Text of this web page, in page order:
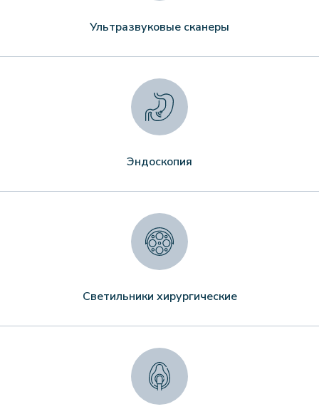
Ультразвуковые сканеры
Эндоскопия
Светильники хирургические